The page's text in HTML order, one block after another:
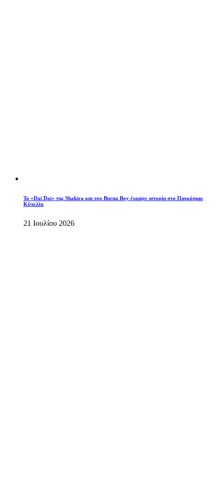
To «Dai Dai» της Shakira και του Burna Boy έγραψε ιστορία στο Παγκόσμιο
Κύπελλο
21 Ιουλίου 2026